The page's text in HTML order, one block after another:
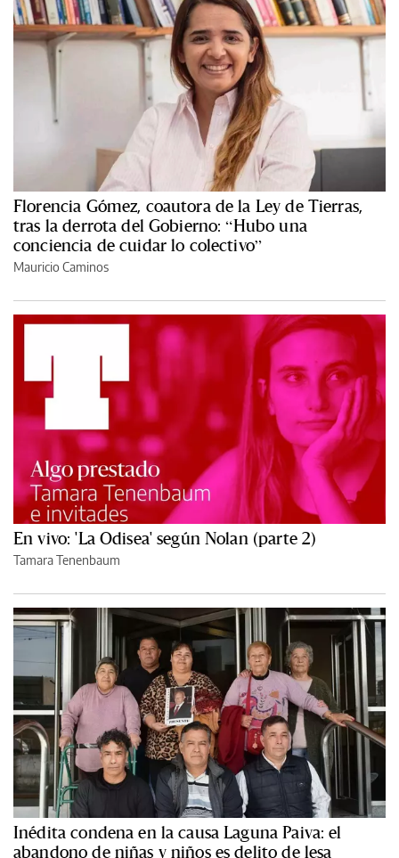
Florencia Gómez, coautora de la Ley de Tierras,
tras la derrota del Gobierno: “Hubo una
conciencia de cuidar lo colectivo”
Mauricio Caminos
En vivo: 'La Odisea' según Nolan (parte 2)
Tamara Tenenbaum
Inédita condena en la causa Laguna Paiva: el
abandono de niñas y niños es delito de lesa